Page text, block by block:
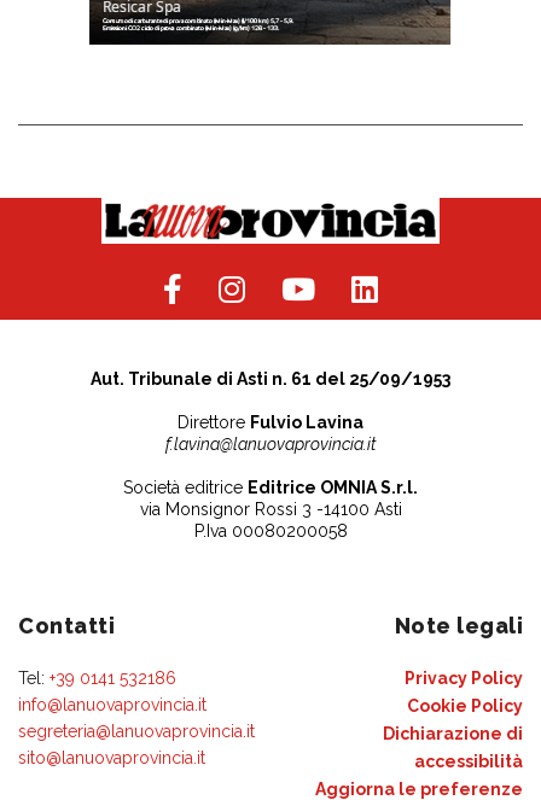
Aut. Tribunale di Asti n. 61 del 25/09/1953
Direttore Fulvio Lavina
f.lavina@lanuovaprovincia.it
Società editrice Editrice OMNIA S.r.l.
via Monsignor Rossi 3 -14100 Asti
P.Iva 00080200058
Contatti
Tel: +39 0141 532186
info@lanuovaprovincia.it
segreteria@lanuovaprovincia.it
sito@lanuovaprovincia.it
Note legali
Privacy Policy
Cookie Policy
Dichiarazione di
accessibilità
Aggiorna le preferenze